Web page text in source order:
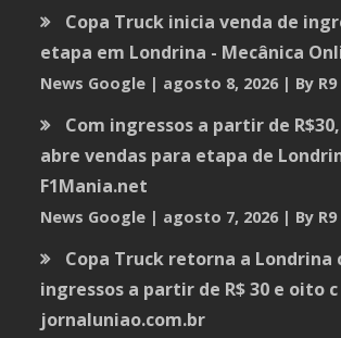
Copa Truck inicia venda de
etapa em Londrina - Mecânica
News Google agosto 8, 2026 By R9
Com ingressos a partir de
abre vendas para etapa de
F1Mania.net
News Google agosto 7, 2026 By R9
Copa Truck retorna a Londrina
ingressos a partir de R$ 30 e oito c
jornaluniao.com.br